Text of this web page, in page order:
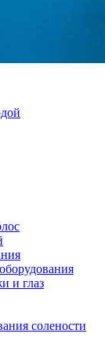
и глаз
солености